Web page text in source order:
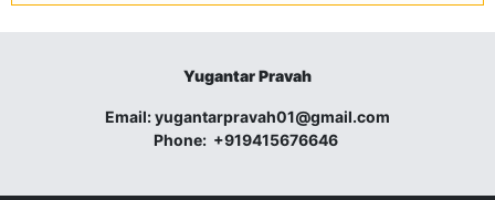
Yugantar Pravah
Email:yugantarpravah01@gmail.com
Phone: +919415676646